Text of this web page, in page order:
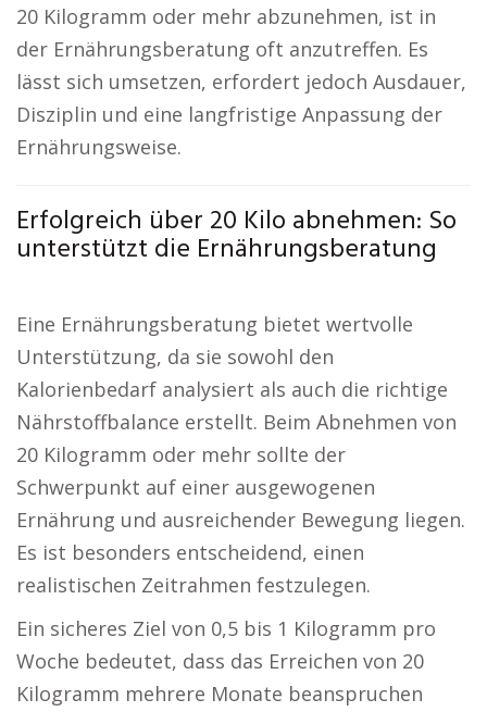
20 Kilogramm oder mehr abzunehmen, ist in
der Ernährungsberatung oft anzutreffen. Es
lässt sich umsetzen, erfordert jedoch Ausdauer,
Disziplin und eine langfristige Anpassung der
Ernährungsweise.
Erfolgreich über 20 Kilo abnehmen: So
unterstützt die Ernährungsberatung
Eine Ernährungsberatung bietet wertvolle
Unterstützung, da sie sowohl den
Kalorienbedarf analysiert als auch die richtige
Nährstoffbalance erstellt. Beim Abnehmen von
20 Kilogramm oder mehr sollte der
Schwerpunkt auf einer ausgewogenen
Ernährung und ausreichender Bewegung liegen.
Es ist besonders entscheidend, einen
realistischen Zeitrahmen festzulegen.
Ein sicheres Ziel von 0,5 bis 1 Kilogramm pro
Woche bedeutet, dass das Erreichen von 20
Kilogramm mehrere Monate beanspruchen